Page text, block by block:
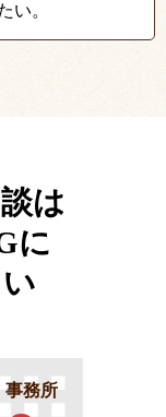
い。
は
に
事務所